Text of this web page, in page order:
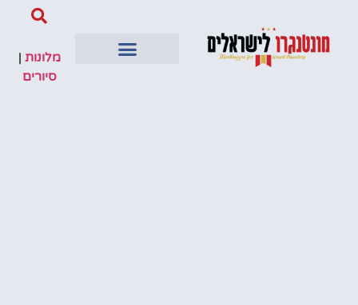
מלונות |
סיורים